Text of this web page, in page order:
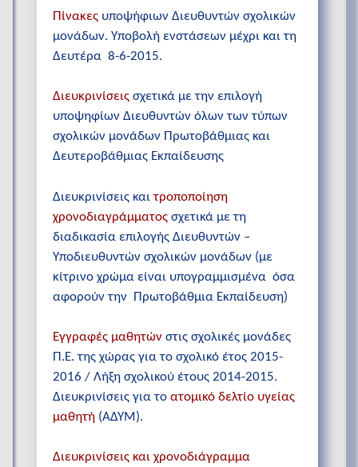
Πίνακες υποψήφιων Διευθυντών σχολικών
μονάδων. Υποβολή ενστάσεων μέχρι και τη
Δευτέρα 8-6-2015.
Διευκρινίσεις σχετικά με την επιλογή
υποψηφίων Διευθυντών όλων των τύπων
σχολικών μονάδων Πρωτοβάθμιας και
Δευτεροβάθμιας Εκπαίδευσης
Διευκρινίσεις καιτροποποίηση
χρονοδιαγράμματος σχετικά με τη
διαδικασία επιλογής Διευθυντών –
Υποδιευθυντών σχολικών μονάδων (με
κίτρινο χρώμα είναι υπογραμμισμένα όσα
αφορούν την Πρωτοβάθμια Εκπαίδευση)
Εγγραφές μαθητών στις σχολικές μονάδες
Π.Ε. της χώρας για το σχολικό έτος 2015-
2016 / Λήξη σχολικού έτους 2014-2015.
Διευκρινίσεις για το ατομικό δελτίο υγείας
μαθητή (ΑΔΥΜ).
Διευκρινίσεις και χρονοδιάγραμμα